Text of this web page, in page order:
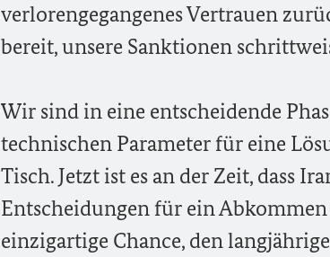
verlorengegangenes Vertrauen
bereit, unsere Sanktionen
Wir sind in eine entscheidende
technischen Parameter für eine
Tisch. Jetzt ist es an der Zeit, dass
Entscheidungen für ein
einzigartige Chance, den